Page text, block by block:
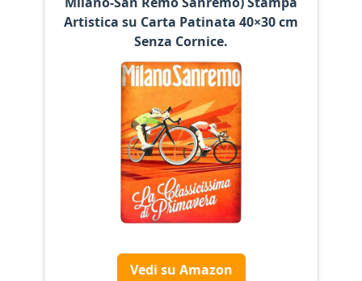
Artistica su Carta Patinata 40×30 cm
Senza Cornice.
Vedi su Amazon